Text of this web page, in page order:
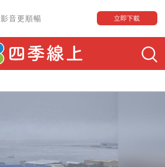
音更順暢 立即下載